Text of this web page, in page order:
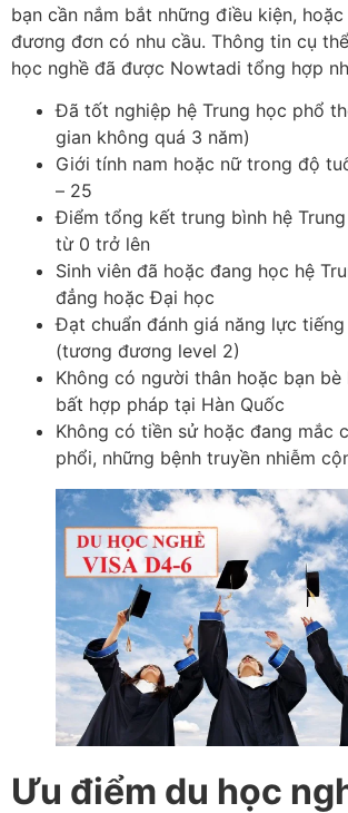
bạn cần nắm bắt những điều kiện,
đương đơn có nhu cầu. Thông tin cụ
học nghề đã được Nowtadi tổng hợp
Đã tốt nghiệp hệ Trung học phổ
gian không quá 3 năm)
Giới tính nam hoặc nữ trong độ
– 25
Điểm tổng kết trung bình hệ
từ 0 trở lên
Sinh viên đã hoặc đang học hệ
đẳng hoặc Đại học
Đạt chuẩn đánh giá năng lực tiếng
(tương đương level 2)
Không có người thân hoặc bạn bè
bất hợp pháp tại Hàn Quốc
Không có tiền sử hoặc đang mắc
phổi, những bệnh truyền nhiễm
Ưu điểm du học